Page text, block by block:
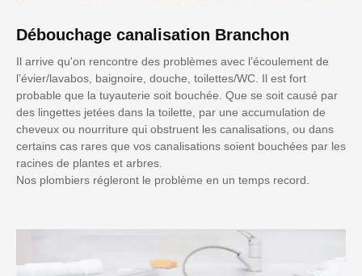
Débouchage canalisation Branchon
Il arrive qu'on rencontre des problèmes avec l’écoulement de
l’évier/lavabos, baignoire, douche, toilettes/WC. Il est fort
probable que la tuyauterie soit bouchée. Que se soit causé par
des lingettes jetées dans la toilette, par une accumulation de
cheveux ou nourriture qui obstruent les canalisations, ou dans
certains cas rares que vos canalisations soient bouchées par les
racines de plantes et arbres.
Nos plombiers régleront le problème en un temps record.